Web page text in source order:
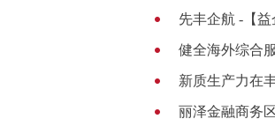
先丰企航 -【
健全海外综合
新质生产力在
丽泽金融商务